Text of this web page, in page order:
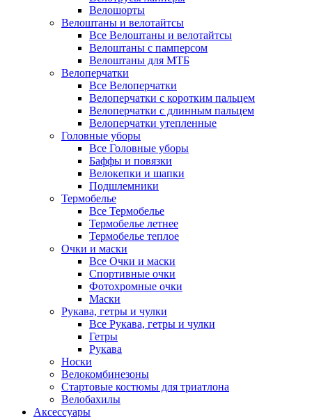
Велошорты
Велоштаны и велотайтсы
Все Велоштаны и велотайтсы
Велоштаны с памперсом
Велоштаны для МТБ
Велоперчатки
Все Велоперчатки
Велоперчатки с коротким пальцем
Велоперчатки с длинным пальцем
Велоперчатки утепленные
Головные уборы
Все Головные уборы
Баффы и повязки
Велокепки и шапки
Подшлемники
Термобелье
Все Термобелье
Термобелье летнее
Термобелье теплое
Очки и маски
Все Очки и маски
Спортивные очки
Фотохромные очки
Маски
Рукава, гетры и чулки
Все Рукава, гетры и чулки
Гетры
Рукава
Носки
Велокомбинезоны
Стартовые костюмы для триатлона
Велобахилы
Аксессуары